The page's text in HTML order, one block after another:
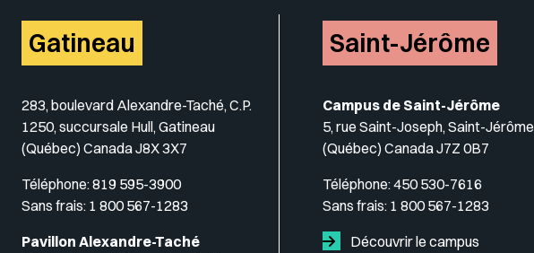
Gatineau
283, boulevard Alexandre-Taché, C.P.
1250, succursale Hull, Gatineau
(Québec) Canada J8X 3X7
Téléphone:819 595-3900
Sans frais: 1 800 567-1283
Pavillon Alexandre-Taché
Saint-Jérôme
Campus de Saint-Jérôme
5, rue Saint-Joseph, Saint-Jérôme
(Québec) Canada J7Z 0B7
Téléphone:450 530-7616
Sans frais: 1 800 567-1283
Découvrir le campus